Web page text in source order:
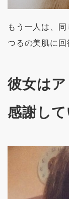
もう一人は、
つるの美肌に回
彼女は
感謝して